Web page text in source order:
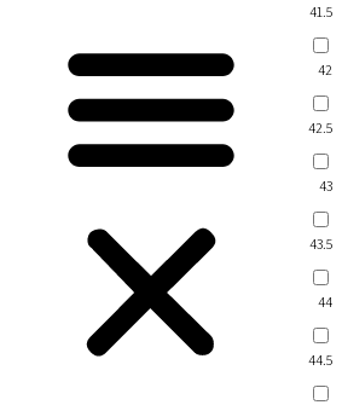
41.5
42
42.5
43
43.5
44
44.5